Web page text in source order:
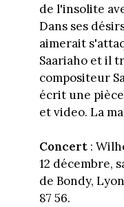
de l'insolite
Dans ses
aimerait
Saariaho et il
compositeur
écrit une
et video. La
Concert:
12 décembre,
de Bondy,
87 56.